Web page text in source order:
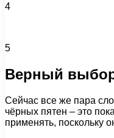
4
5
Верный выбор
Сейчас все же пара
чёрных пятен – это
применять, поскольку